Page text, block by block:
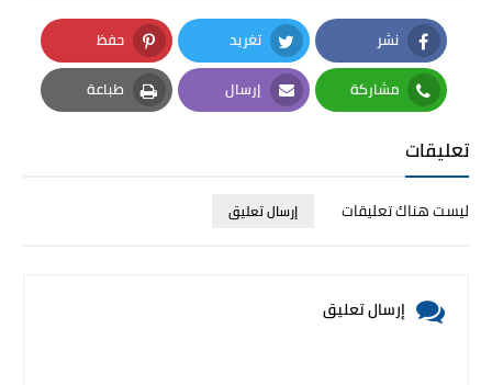
نشر
Facebook
تغريد
Twitter
حفظ
Pinterest
مشاركة
Whatsapp
إرسال
Email
طباعة
Print
تعليقات
ليست هناك تعليقات إرسال تعليق
إرسال تعليق